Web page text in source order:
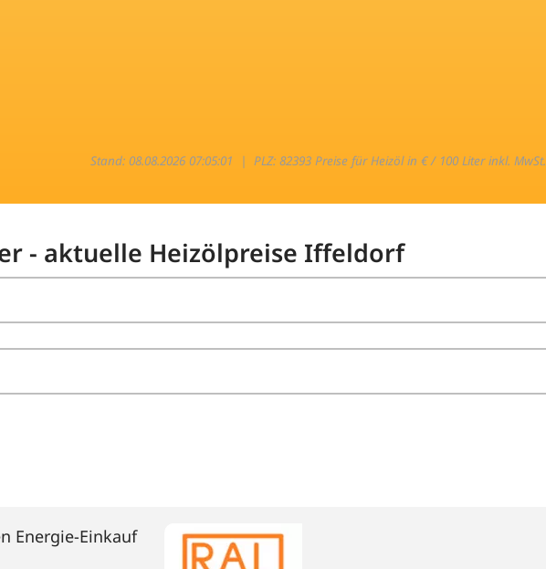
Stand: 08.08.2026 07:05:01 |PLZ: 82393 Preise für Heizöl in € / 100 Liter inkl. MwSt.
- aktuelle Heizölpreise Iffeldorf
Energie-Einkauf